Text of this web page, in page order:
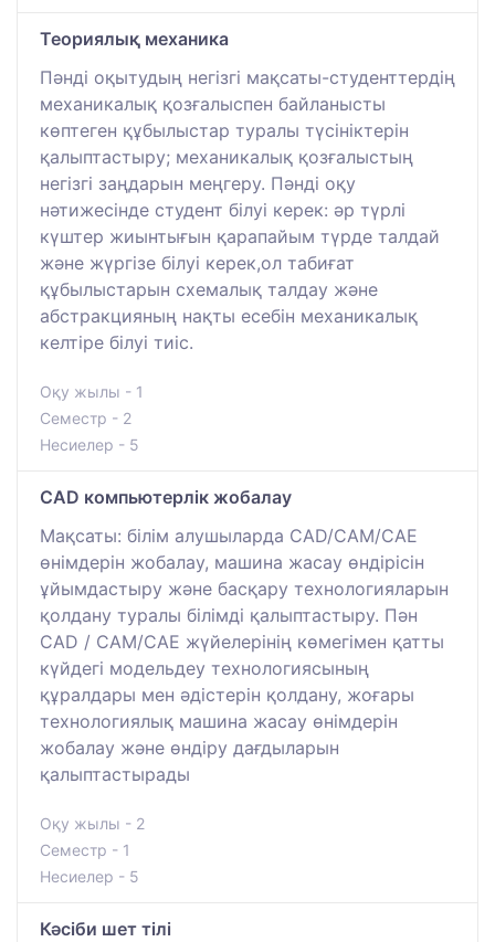
Теориялық механика
Пәнді оқытудың негізгі мақсаты-студенттердің
механикалық қозғалыспен байланысты
көптеген құбылыстар туралы түсініктерін
қалыптастыру; механикалық қозғалыстың
негізгі заңдарын меңгеру. Пәнді оқу
нәтижесінде студент білуі керек: әр түрлі
күштер жиынтығын қарапайым түрде талдай
және жүргізе білуі керек,ол табиғат
құбылыстарын схемалық талдау және
абстракцияның нақты есебін механикалық
келтіре білуі тиіс.
Оқу жылы - 1
Семестр - 2
Несиелер - 5
CAD компьютерлік жобалау
Мақсаты: білім алушыларда CAD/CAM/CAE
өнімдерін жобалау, машина жасау өндірісін
ұйымдастыру және басқару технологияларын
қолдану туралы білімді қалыптастыру. Пән
CAD / CAM/CAE жүйелерінің көмегімен қатты
күйдегі модельдеу технологиясының
құралдары мен әдістерін қолдану, жоғары
технологиялық машина жасау өнімдерін
жобалау және өндіру дағдыларын
қалыптастырады
Оқу жылы - 2
Семестр - 1
Несиелер - 5
Кәсіби шет тілі